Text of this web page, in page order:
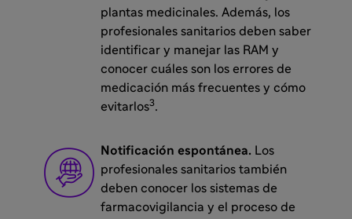
plantas medicinales. Además, los
profesionales sanitarios deben saber
identificar y manejar las RAM y
conocer cuáles son los errores de
medicación más frecuentes y cómo
evitarlos3.
Notificación espontánea. Los
profesionales sanitarios también
deben conocer los sistemas de
farmacovigilancia y el proceso de